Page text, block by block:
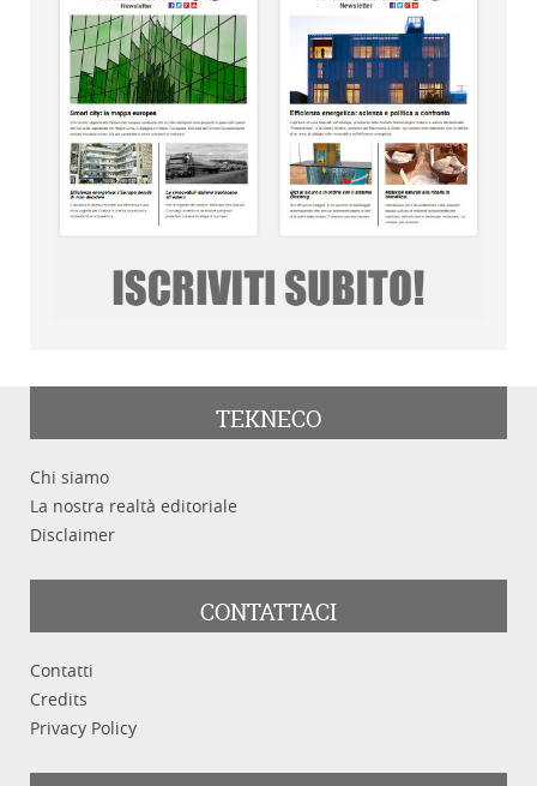
TEKNECO
Chi siamo
La nostra realtà editoriale
Disclaimer
CONTATTACI
Contatti
Credits
Privacy Policy